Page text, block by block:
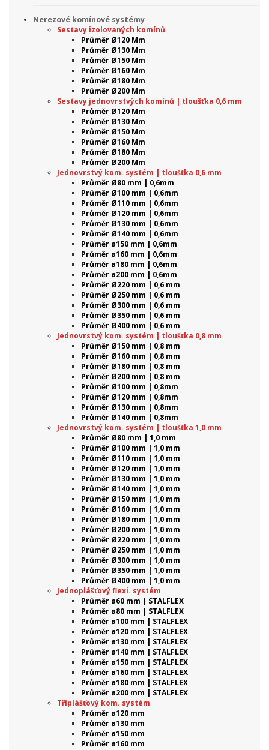
Nerezové komínové systémy
Sestavy izolovaných komínů
Průměr Ø120 Mm
Průměr Ø130 Mm
Průměr Ø150 Mm
Průměr Ø160 Mm
Průměr Ø180 Mm
Průměr Ø200 Mm
Sestavy jednovrstvých komínů | tloušťka 0,6 mm
Průměr Ø120 Mm
Průměr Ø130 Mm
Průměr Ø150 Mm
Průměr Ø160 Mm
Průměr Ø180 Mm
Průměr Ø200 Mm
Jednovrstvý kom. systém | tloušťka 0,6 mm
Průměr Ø80 mm | 0,6mm
Průměr Ø100 mm | 0,6mm
Průměr Ø110 mm | 0,6mm
Průměr Ø120 mm | 0,6mm
Průměr Ø130 mm | 0,6mm
Průměr Ø140 mm | 0,6mm
Průměr ø150 mm | 0,6mm
Průměr ø160 mm | 0,6mm
Průměr ø180 mm | 0,6mm
Průměr ø200 mm | 0,6mm
Průměr Ø220 mm | 0,6 mm
Průměr Ø250 mm | 0,6 mm
Průměr Ø300 mm | 0,6 mm
Průměr Ø350 mm | 0,6 mm
Průměr Ø400 mm | 0,6 mm
Jednovrstvý kom. systém | tloušťka 0,8 mm
Průměr Ø150 mm | 0,8 mm
Průměr Ø160 mm | 0,8 mm
Průměr Ø180 mm | 0,8 mm
Průměr Ø200 mm | 0,8 mm
Průměr Ø100 mm | 0,8mm
Průměr Ø120 mm | 0,8mm
Průměr Ø130 mm | 0,8mm
Průměr Ø140 mm | 0,8mm
Jednovrstvý kom. systém | tloušťka 1,0 mm
Průměr Ø80 mm | 1,0 mm
Průměr Ø100 mm | 1,0 mm
Průměr Ø110 mm | 1,0 mm
Průměr Ø120 mm | 1,0 mm
Průměr Ø130 mm | 1,0 mm
Průměr Ø140 mm | 1,0 mm
Průměr Ø150 mm | 1,0 mm
Průměr Ø160 mm | 1,0 mm
Průměr Ø180 mm | 1,0 mm
Průměr Ø200 mm | 1,0 mm
Průměr Ø220 mm | 1,0 mm
Průměr Ø250 mm | 1,0 mm
Průměr Ø300 mm | 1,0 mm
Průměr Ø350 mm | 1,0 mm
Průměr Ø400 mm | 1,0 mm
Jednoplášťový flexi. systém
Průměr ø60 mm | STALFLEX
Průměr ø80 mm | STALFLEX
Průměr ø100 mm | STALFLEX
Průměr ø120 mm | STALFLEX
Průměr ø130 mm | STALFLEX
Průměr ø140 mm | STALFLEX
Průměr ø150 mm | STALFLEX
Průměr ø160 mm | STALFLEX
Průměr ø180 mm | STALFLEX
Průměr ø200 mm | STALFLEX
Tříplášťový kom. systém
Průměr ø120 mm
Průměr ø130 mm
Průměr ø150 mm
Průměr ø160 mm